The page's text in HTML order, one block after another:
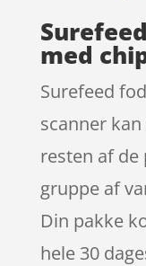
med
Surefeed
scanner
resten af
gruppe af
Din pakke
hele 30